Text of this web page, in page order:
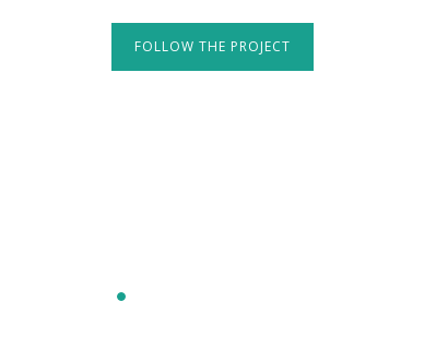
FOLLOW THE PROJECT